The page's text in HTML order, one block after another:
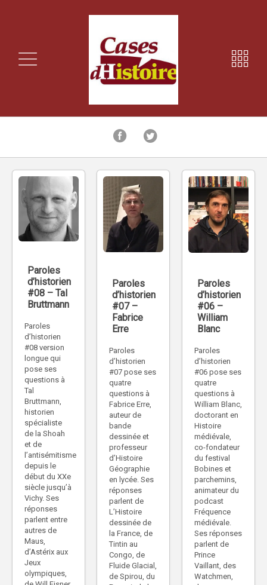
Paroles
d’historien
#08 – Tal
Bruttmann
Paroles
d’historien
#08 version
longue qui
pose ses
questions à
Tal
Bruttmann,
historien
spécialiste
de la Shoah
et de
l’antisémitisme
depuis le
début du XXe
siècle jusqu’à
Vichy. Ses
réponses
parlent entre
autres de
Maus,
d’Astérix aux
Jeux
olympiques,
Paroles
d’historien
#07 –
Fabrice
Erre
Paroles
d’historien
#07 pose ses
quatre
questions à
Fabrice Erre,
auteur de
bande
dessinée et
professeur
d’Histoire
Géographie
en lycée. Ses
réponses
parlent de
L’Histoire
dessinée de
la France, de
Tintin au
Congo, de
Fluide Glacial,
de Spirou, du
Paroles
d’historien
#06 –
William
Blanc
Paroles
d’historien
#06 pose ses
quatre
questions à
William Blanc,
doctorant en
Histoire
médiévale,
co-fondateur
du festival
Bobines et
parchemins,
animateur du
podcast
Fréquence
médiévale.
Ses réponses
parlent de
Prince
Vaillant, des
Watchmen,